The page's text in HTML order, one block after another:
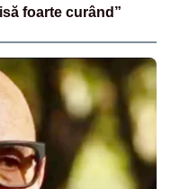
foarte curând”